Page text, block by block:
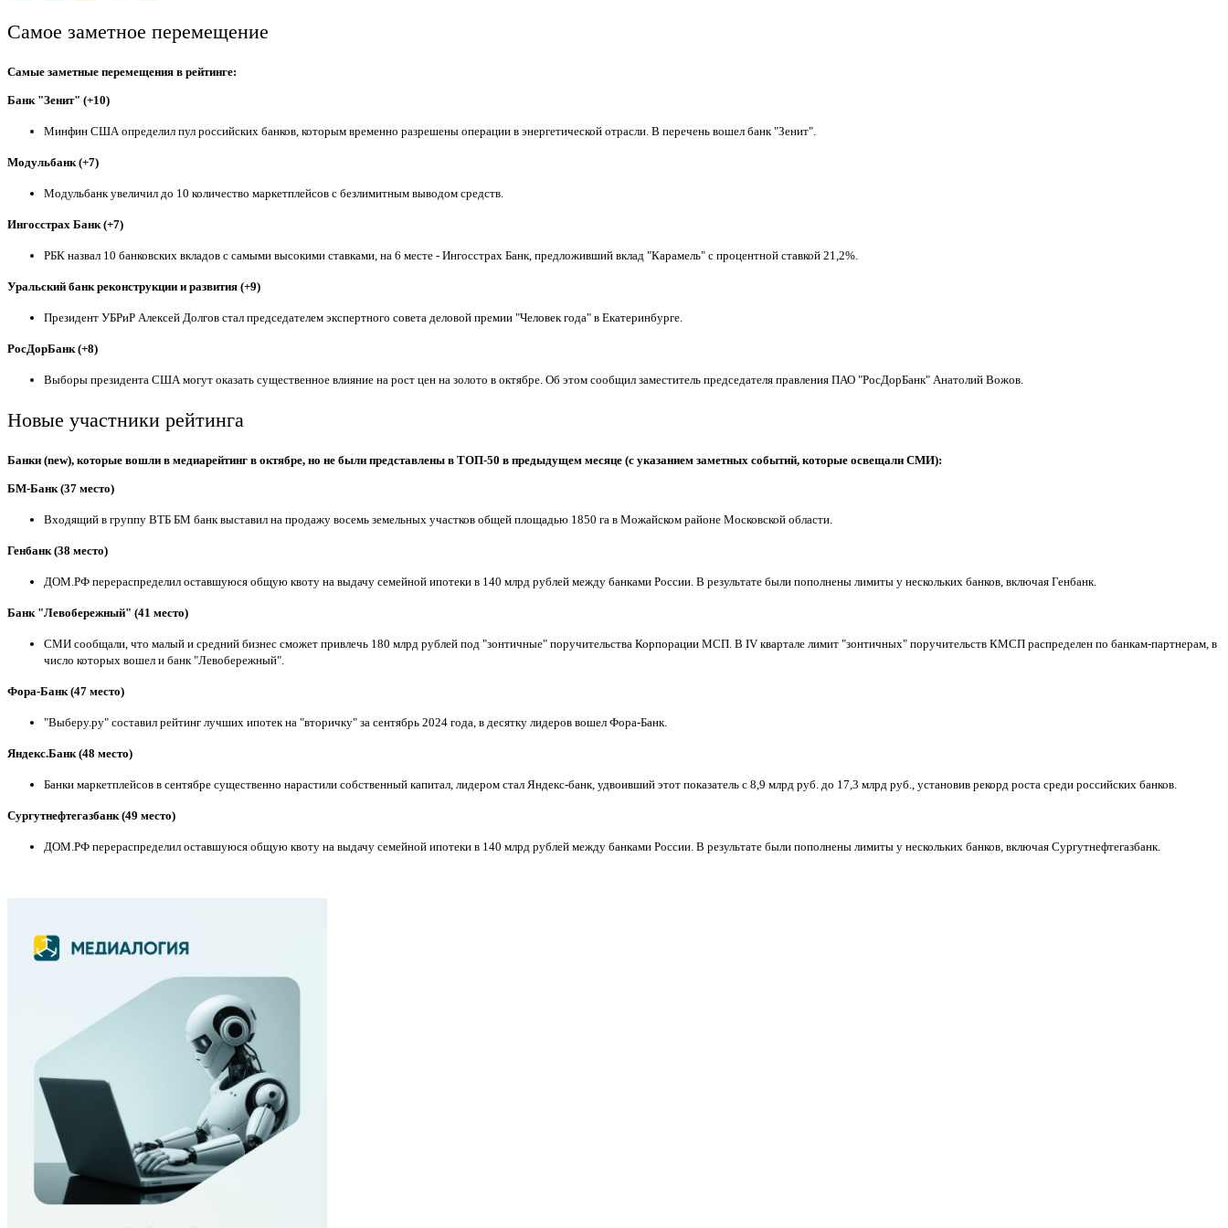
Самое заметное перемещение
Самые заметные перемещения в рейтинге:
Банк "Зенит" (+10)
Минфин США определил пул российских банков, которым временно разрешены операции в энергетической отрасли. В перечень вошел банк "Зенит".
Модульбанк (+7)
Модульбанк увеличил до 10 количество маркетплейсов с безлимитным выводом средств.
Ингосстрах Банк (+7)
РБК назвал 10 банковских вкладов с самыми высокими ставками, на 6 месте - Ингосстрах Банк, предложивший вклад "Карамель" с процентной ставкой 21,2%.
Уральский банк реконструкции и развития (+9)
Президент УБРиР Алексей Долгов стал председателем экспертного совета деловой премии "Человек года" в Екатеринбурге.
РосДорБанк (+8)
Выборы президента США могут оказать существенное влияние на рост цен на золото в октябре. Об этом сообщил заместитель председателя правления ПАО "РосДорБанк" Анатолий Вожов.
Новые участники рейтинга
Банки (new), которые вошли в медиарейтинг в октябре, но не были представлены в ТОП-50 в предыдущем месяце (с указанием заметных событий, которые освещали СМИ):
БМ-Банк (37 место)
Входящий в группу ВТБ БМ банк выставил на продажу восемь земельных участков общей площадью 1850 га в Можайском районе Московской области.
Генбанк (38 место)
ДОМ.РФ перераспределил оставшуюся общую квоту на выдачу семейной ипотеки в 140 млрд рублей между банками России. В результате были пополнены лимиты у нескольких банков, включая Генбанк.
Банк "Левобережный" (41 место)
СМИ сообщали, что малый и средний бизнес сможет привлечь 180 млрд рублей под "зонтичные" поручительства Корпорации МСП. В IV квартале лимит "зонтичных" поручительств КМСП распределен по банкам-партнерам, в
число которых вошел и банк "Левобережный".
Фора-Банк (47 место)
"Выберу.ру" составил рейтинг лучших ипотек на "вторичку" за сентябрь 2024 года, в десятку лидеров вошел Фора-Банк.
Яндекс.Банк (48 место)
Банки маркетплейсов в сентябре существенно нарастили собственный капитал, лидером стал Яндекс-банк, удвоивший этот показатель с 8,9 млрд руб. до 17,3 млрд руб., установив рекорд роста среди российских банков.
Сургутнефтегазбанк (49 место)
ДОМ.РФ перераспределил оставшуюся общую квоту на выдачу семейной ипотеки в 140 млрд рублей между банками России. В результате были пополнены лимиты у нескольких банков, включая Сургутнефтегазбанк.